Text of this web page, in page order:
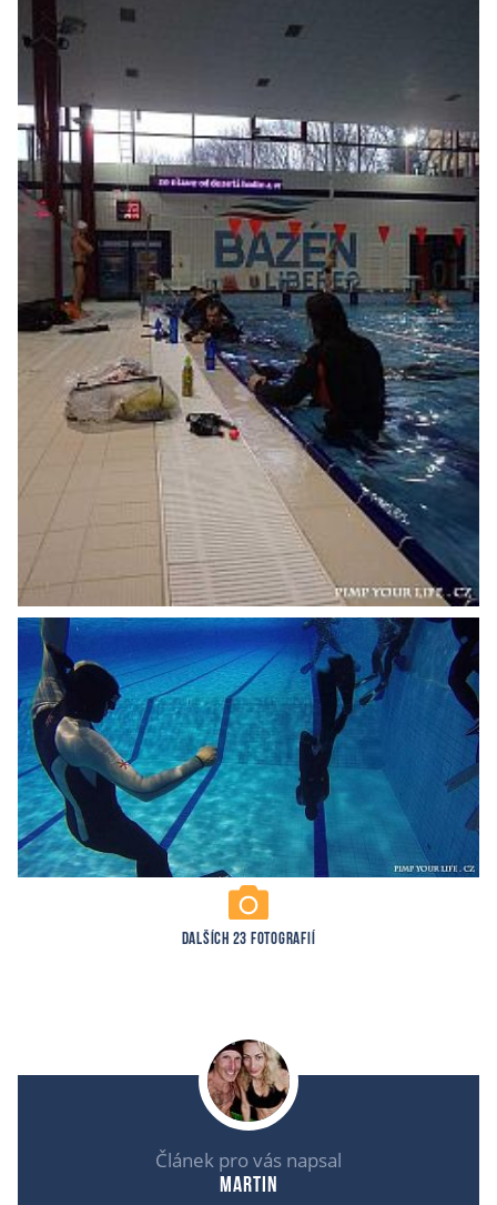
DALŠÍCH 23 FOTOGRAFIÍ
Článek pro vás napsal
Martin